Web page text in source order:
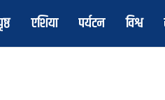
एशिया पर्यटन विश्व